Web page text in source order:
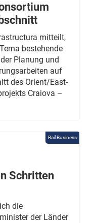
mitteilt,
bestehende
Planung und
auf
des Orient/East-
Craiova –
Rail Business
Schritten
die
der Länder